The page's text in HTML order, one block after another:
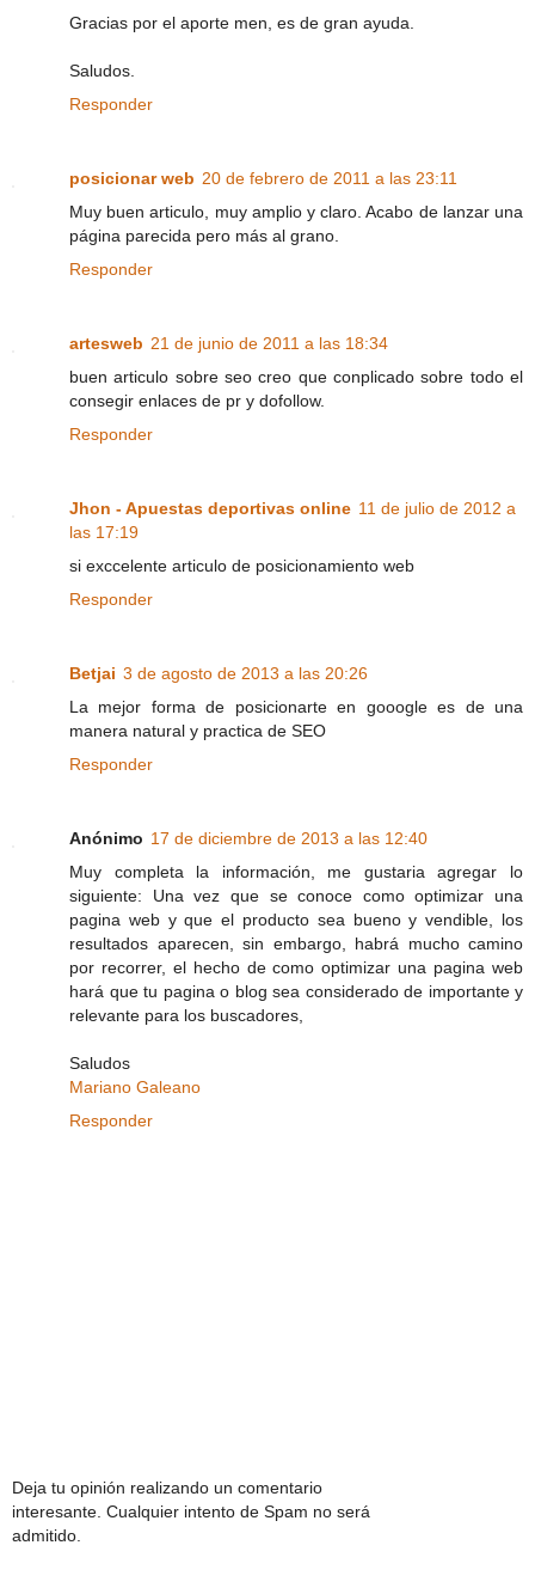
Gracias por el aporte men, es de gran ayuda.
Saludos.
Responder
posicionar web 20 de febrero de 2011 a las 23:11
Muy buen articulo, muy amplio y claro. Acabo de lanzar una
página parecida pero más al grano.
Responder
artesweb 21 de junio de 2011 a las 18:34
buen articulo sobre seo creo que conplicado sobre todo el
consegir enlaces de pr y dofollow.
Responder
Jhon - Apuestas deportivas online 11 de julio de 2012 a
las 17:19
si exccelente articulo de posicionamiento web
Responder
Betjai 3 de agosto de 2013 a las 20:26
La mejor forma de posicionarte en gooogle es de una
manera natural y practica de SEO
Responder
Anónimo 17 de diciembre de 2013 a las 12:40
Muy completa la información, me gustaria agregar lo
siguiente: Una vez que se conoce como optimizar una
pagina web y que el producto sea bueno y vendible, los
resultados aparecen, sin embargo, habrá mucho camino
por recorrer, el hecho de como optimizar una pagina web
hará que tu pagina o blog sea considerado de importante y
relevante para los buscadores,
Saludos
Mariano Galeano
Responder
Deja tu opinión realizando un comentario
interesante. Cualquier intento de Spam no será
admitido.